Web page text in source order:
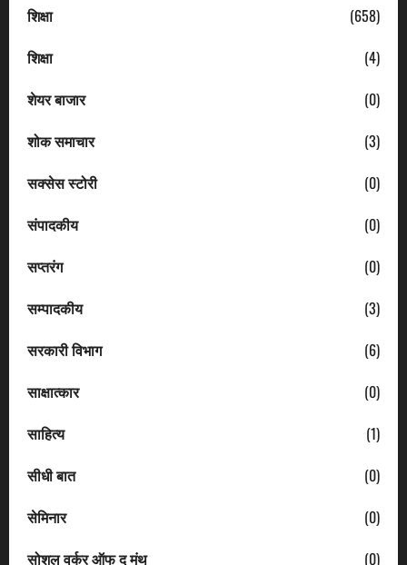
शिक्षा
(658)
शिक्षा
(4)
शेयर बाजार
(0)
शोक समाचार
(3)
सक्सेस स्टोरी
(0)
संपादकीय
(0)
सप्तरंग
(0)
सम्पादकीय
(3)
सरकारी विभाग
(6)
साक्षात्कार
(0)
साहित्य
(1)
सीधी बात
(0)
सेमिनार
(0)
सोशल वर्कर ऑफ द मंथ
(0)